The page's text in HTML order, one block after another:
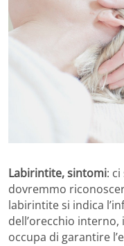
Labirintite, sintomi:
dovremmo
labirintite si indica
dell’orecchio
occupa di garantire